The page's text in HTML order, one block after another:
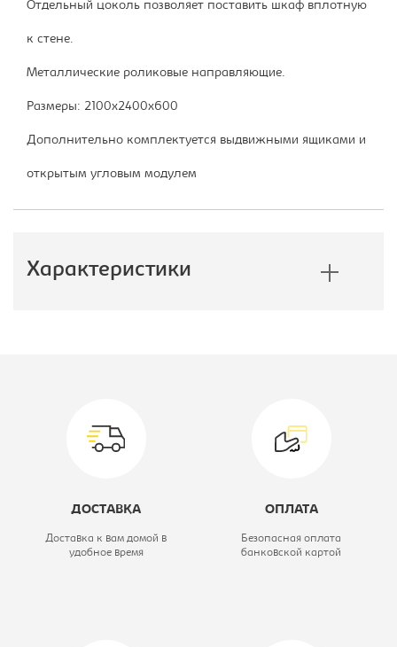
Отдельный цоколь позволяет поставить шкаф вплотную
к стене.
Металлические роликовые направляющие.
Размеры: 2100х2400х600
Дополнительно комплектуется выдвижными ящиками и
открытым угловым модулем
Характеристики
Коллекция: Экспресс
Глубина, мм:
ДОСТАВКА
Доставка к вам домой в
удобное время
ОПЛАТА
Безопасная оплата
банковской картой